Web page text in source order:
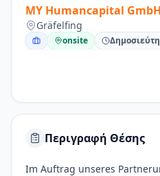
MY Humancapital GmbH
Gräfelfing
onsite
Περιγραφή Θέσης
Im Auftrag unseres